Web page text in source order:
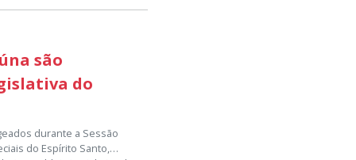
para festejarem
para a saúde
são
do
durante a Sessão
do Espírito Santo,